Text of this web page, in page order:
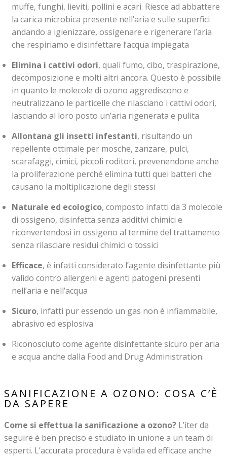
muffe, funghi, lieviti, pollini e acari. Riesce ad abbattere
la carica microbica presente nell’aria e sulle superfici
andando a igienizzare, ossigenare e rigenerare l’aria
che respiriamo e disinfettare l’acqua impiegata
Elimina i cattivi odori, quali fumo, cibo, traspirazione,
decomposizione e molti altri ancora. Questo è possibile
in quanto le molecole di ozono aggrediscono e
neutralizzano le particelle che rilasciano i cattivi odori,
lasciando al loro posto un’aria rigenerata e pulita
Allontana gli insetti infestanti, risultando un
repellente ottimale per mosche, zanzare, pulci,
scarafaggi, cimici, piccoli roditori, prevenendone anche
la proliferazione perché elimina tutti quei batteri che
causano la moltiplicazione degli stessi
Naturale ed ecologico, composto infatti da 3 molecole
di ossigeno, disinfetta senza additivi chimici e
riconvertendosi in ossigeno al termine del trattamento
senza rilasciare residui chimici o tossici
Efficace, è infatti considerato l’agente disinfettante più
valido contro allergeni e agenti patogeni presenti
nell’aria e nell’acqua
Sicuro, infatti pur essendo un gas non è infiammabile,
abrasivo ed esplosiva
Riconosciuto come agente disinfettante sicuro per aria
e acqua anche dalla Food and Drug Administration.
SANIFICAZIONE A OZONO: COSA C’È
DA SAPERE
Come si effettua la sanificazione a ozono? L’iter da
seguire è ben preciso e studiato in unione a un team di
esperti. L’accurata procedura è valida ed efficace anche